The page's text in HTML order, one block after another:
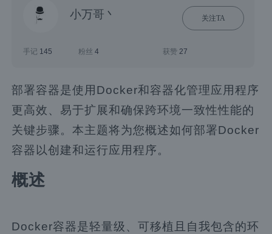
小万哥丶 关注TA
手记 145 粉丝4 获赞 27
部署容器是使用Docker和容器化管理应用程序
更高效、易于扩展和确保跨环境一致性性能的
关键步骤。本主题将为您概述如何部署Docker
容器以创建和运行应用程序。
概述
Docker容器是轻量级、可移植且自我包含的环